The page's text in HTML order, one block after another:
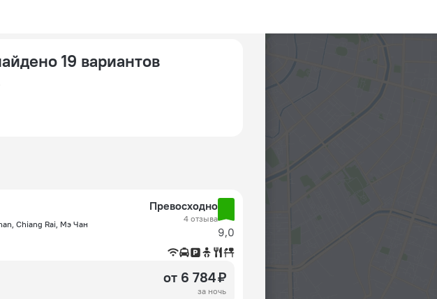
19 вариантов
Chiang Rai, Мэ Чан
Превосходно
4 отзыва
9,0
от 6 784 ₽
за ночь